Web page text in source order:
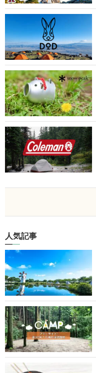
人気記事